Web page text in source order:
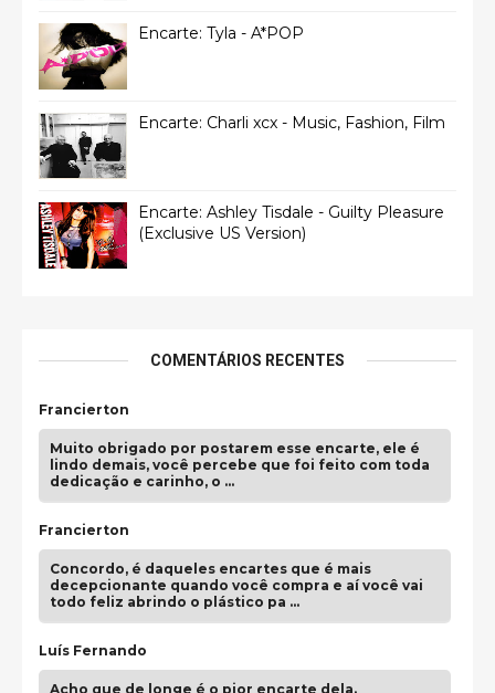
Encarte: Tyla - A*POP
Encarte: Charli xcx - Music, Fashion, Film
Encarte: Ashley Tisdale - Guilty Pleasure
(Exclusive US Version)
COMENTÁRIOS RECENTES
Francierton
Muito obrigado por postarem esse encarte, ele é
lindo demais, você percebe que foi feito com toda
dedicação e carinho, o …
Francierton
Concordo, é daqueles encartes que é mais
decepcionante quando você compra e aí você vai
todo feliz abrindo o plástico pa …
Luís Fernando
Acho que de longe é o pior encarte dela.